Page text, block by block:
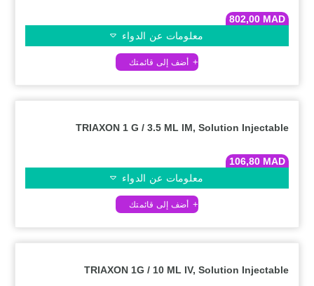
802,00 MAD
معلومات عن الدواء
TRIAXON 1 G / 3.5 ML IM, Solution Injectable
106,80 MAD
معلومات عن الدواء
TRIAXON 1G / 10 ML IV, Solution Injectable